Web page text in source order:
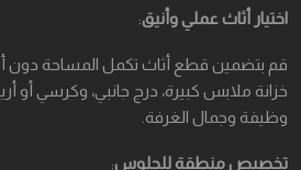
اختيار أثاث عملي وأنيق:
قم بتضمين قطع أثاث تكمل المساحة دون
خزانة ملابس كبيرة، درج جانبي، وكرسي أو
وظيفة وجمال الغرفة.
تخصيص منطقة للجلوس: